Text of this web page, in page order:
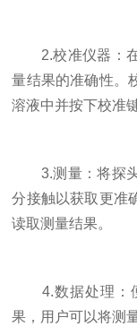
2.校准仪器：在
量结果的准确性。
溶液中并按下校准
3.测量：将探头
分接触以获取更准
读取测量结果。
4.数据处理：便
果，用户可以将测